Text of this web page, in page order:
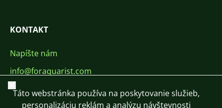
KONTAKT
Napíšte nám
info@foraquarist.com
+420 603 449 602
Zavrieť
Táto webstránka používa na poskytovanie služieb,
personalizáciu reklám a analýzu návštevnosti